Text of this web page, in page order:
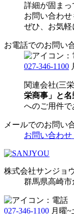
詳細が固ま
お問い合わせ
ぜひ、お気軽
お電話でのお問い
027-346-1100
関連会社(三
栄商事」と名
へのご用件で
メールでのお問い
お問い合わ
株式会社サンジョ
群馬県高崎市
027-346-1100 月曜~